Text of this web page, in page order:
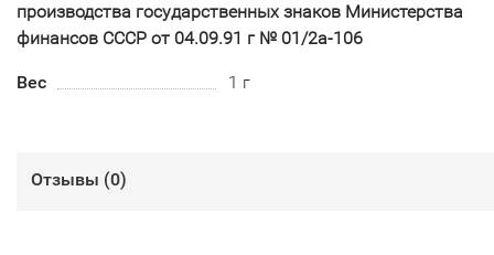
производства государственных знаков Министерства
финансов СССР от 04.09.91 г № 01/2а-106
Вес 1 г
Отзывы (0)